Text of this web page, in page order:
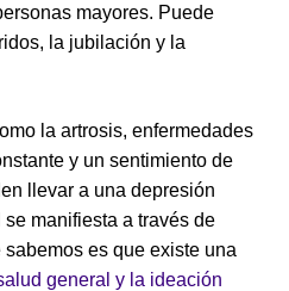
mayores. Puede
la jubilación y la
la artrosis, enfermedades
y un sentimiento de
llevar a una depresión
se manifiesta a través de
es que existe una
general y la ideación